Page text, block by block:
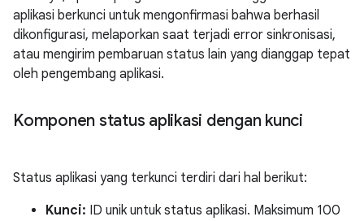
aplikasi berkunci untuk mengonfirmasi bahwa berhasil
dikonfigurasi, melaporkan saat terjadi error sinkronisasi,
atau mengirim pembaruan status lain yang dianggap tepat
oleh pengembang aplikasi.
Komponen status aplikasi dengan kunci
Status aplikasi yang terkunci terdiri dari hal berikut:
Kunci: ID unik untuk status aplikasi. Maksimum 100